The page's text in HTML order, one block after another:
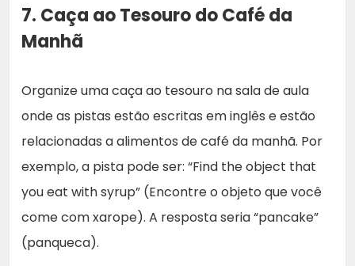
7. Caça ao Tesouro do Café da
Manhã
Organize uma caça ao tesouro na sala de aula
onde as pistas estão escritas em inglês e estão
relacionadas a alimentos de café da manhã. Por
exemplo, a pista pode ser: “Find the object that
you eat with syrup” (Encontre o objeto que você
come com xarope). A resposta seria “pancake”
(panqueca).